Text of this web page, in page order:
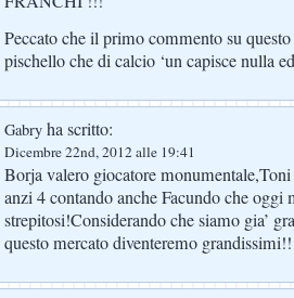
Peccato che il primo commento su
pischello che di calcio ‘un capisce nulla
Gabry ha scritto:
Dicembre 22nd, 2012 alle 19:41
Borja valero giocatore
anzi 4 contando anche Facundo che oggi
strepitosi!Considerando che siamo gia’
questo mercato diventeremo